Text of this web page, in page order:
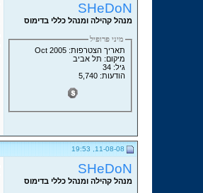
SHeDoN
מנהל קהילה ומנהל כללי בדימוס
מיני פרופיל
תאריך הצטרפות: Oct 2005
מיקום: תל אביב
גיל: 34
הודעות: 5,740
SHeDoN
מנהל קהילה ומנהל כללי בדימוס